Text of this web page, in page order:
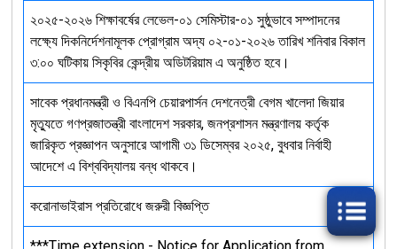
২০২৫-২০২৬ শিক্ষাবর্ষের লেভেল-০১ সেমিস্টার-০১ সুষ্ঠুভাবে সম্পাদনের
লক্ষ্যে দিকনির্দেশনামূলক প্রোগ্রাম অদ্য ০২-০১-২০২৬ তারিখ শনিবার বিকাল
৩:০০ ঘটিকায় সিকৃবির কেন্দ্রীয় অডিটরিয়াম এ অনুষ্ঠিত হবে।
সাবেক প্রধানমন্ত্রী ও বিএনপি চেয়ারপার্সন দেশনেত্রী বেগম খালেদা জিয়ার
মৃত্যুতে গণপ্রজাতন্ত্রী বাংলাদেশ সরকার, জনপ্রশাসন মন্ত্রণালয় কর্তৃক
জারিকৃত প্রজ্ঞাপন অনুসারে আগামী ৩১ ডিসেম্বর ২০২৫, বুধবার নির্বাহী
আদেশে এ বিশ্ববিদ্যালয় বন্ধ থাকবে।
করোনাভাইরাস প্রতিরোধে জরুরী বিজ্ঞপ্তি
***Time extension - Notice for Application from